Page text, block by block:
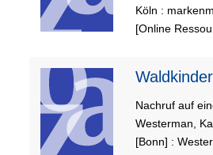
Köln :
[Online
Waldkinder
Nachruf auf
Westerman,
[Bonn] :